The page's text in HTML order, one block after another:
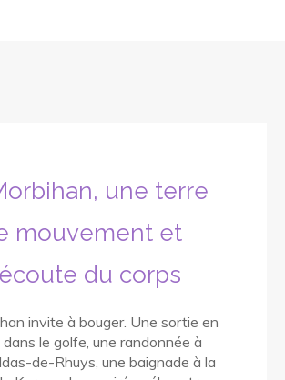
une terre
mouvement et
du corps
invite à bouger. Une sortie en
le golfe, une randonnée à
de-Rhuys, une baignade à la